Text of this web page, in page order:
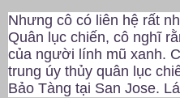
Nhưng cô có liên hệ rất
Quân lục chiến, cô nghĩ
của người lính mũ xanh.
trung úy thủy quân lục
Bảo Tàng tại San Jose.